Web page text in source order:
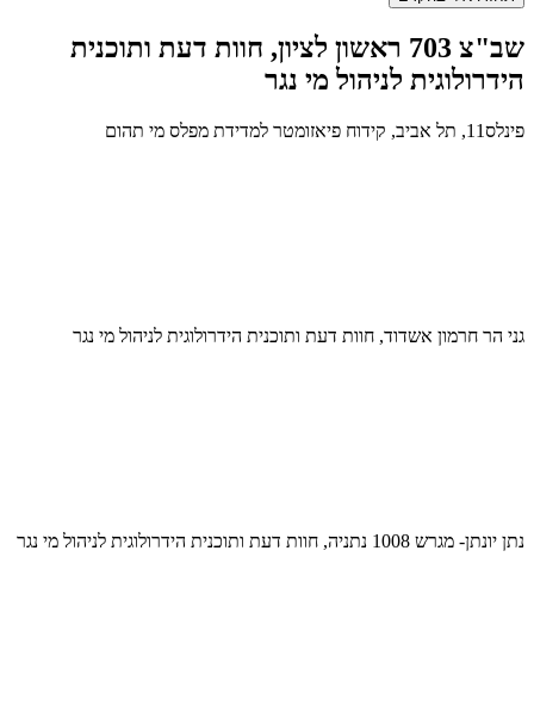
שב"צ 703 ראשון לציון, חוות דעת ותוכנית
הידרולוגית לניהול מי נגר
פינלס11, תל אביב, קידוח פיאזומטר למדידת מפלס מי תהום
גני הר חרמון אשדוד, חוות דעת ותוכנית הידרולוגית לניהול מי נגר
נתן יונתן- מגרש 1008 נתניה, חוות דעת ותוכנית הידרולוגית לניהול מי נגר